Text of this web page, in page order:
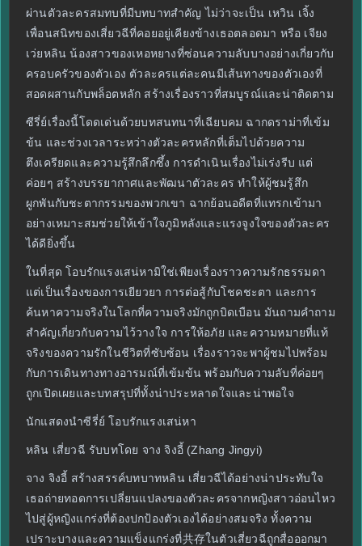
ผ่านตัวละครสมทบที่มีบทบาทสำคัญ ไม่ว่าจะเป็น เหวิน เจิ้ง
เพื่อนสนิทของเสี่ยวฉีที่คอยอยู่เคียงข้างเธอตลอดมา หรือ เจียง
เว่ยหลิน น้องสาวของเหอหยางที่ซ่อนความลับบางอย่างเกี่ยวกับ
ครอบครัวของตัวเอง ตัวละครแต่ละคนมีเส้นทางของตัวเองที่
สอดผสานกับพล็อตหลัก สร้างเรื่องราวที่สมบูรณ์และน่าติดตาม
ซีรี่ย์เรื่องนี้โดดเด่นด้วยบทสนทนาที่เฉียบคม ฉากดราม่าที่เข้ม
ข้น และช่วงเวลาระหว่างตัวละครหลักที่เต็มไปด้วยความ
ตึงเครียดและความรู้สึกลึกซึ้ง การดำเนินเรื่องไม่เร่งรีบ แต่
ค่อยๆ สร้างบรรยากาศและพัฒนาตัวละคร ทำให้ผู้ชมรู้สึก
ผูกพันกับชะตากรรมของพวกเขา ฉากย้อนอดีตที่แทรกเข้ามา
อย่างเหมาะสมช่วยให้เข้าใจภูมิหลังและแรงจูงใจของตัวละคร
ได้ดียิ่งขึ้น
ในที่สุด โอบรักแรงเสน่หามิใช่เพียงเรื่องราวความรักธรรมดา
แต่เป็นเรื่องของการเยียวยา การต่อสู้กับโชคชะตา และการ
ค้นหาความจริงในโลกที่ความจริงมักถูกบิดเบือน มันถามคำถาม
สำคัญเกี่ยวกับความไว้วางใจ การให้อภัย และความหมายที่แท้
จริงของความรักในชีวิตที่ซับซ้อน เรื่องราวจะพาผู้ชมไปพร้อม
กับการเดินทางทางอารมณ์ที่เข้มข้น พร้อมกับความลับที่ค่อยๆ
ถูกเปิดเผยและบทสรุปที่ทั้งน่าประหลาดใจและน่าพอใจ
นักแสดงนำซีรี่ย์ โอบรักแรงเสน่หา
หลิน เสี่ยวฉี รับบทโดย จาง จิงอี้ (Zhang Jingyi)
จาง จิงอี้ สร้างสรรค์บทบาทหลิน เสี่ยวฉีได้อย่างน่าประทับใจ
เธอถ่ายทอดการเปลี่ยนแปลงของตัวละครจากหญิงสาวอ่อนไหว
ไปสู่ผู้หญิงแกร่งที่ต้องปกป้องตัวเองได้อย่างสมจริง ทั้งความ
เปราะบางและความแข็งแกร่งที่共存ในตัวเสี่ยวฉีถูกสื่อออกมา